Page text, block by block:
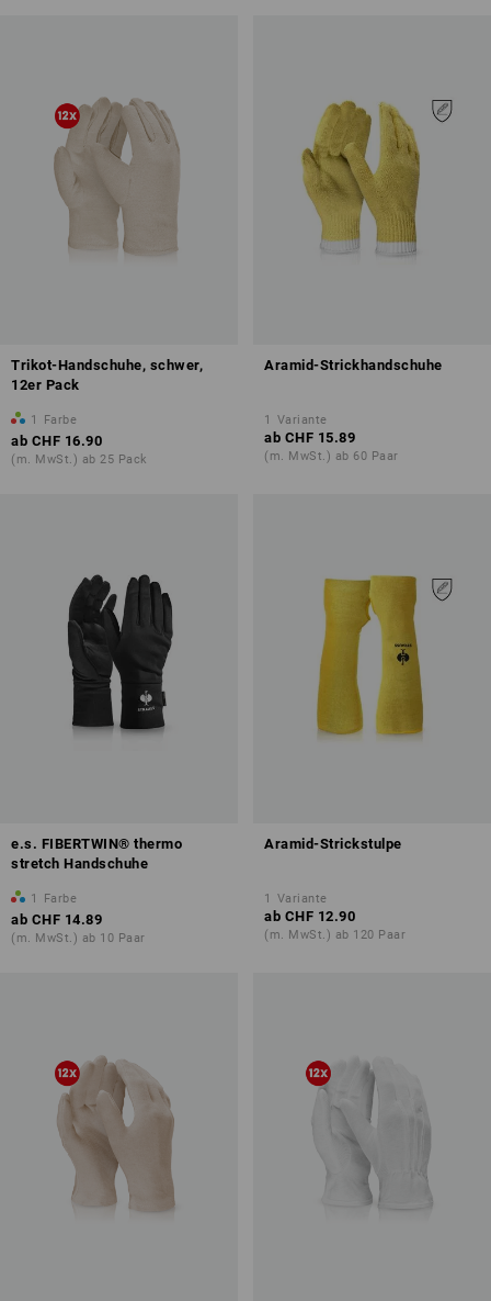
Trikot-Handschuhe, schwer,
12er Pack
1 Farbe
ab CHF 16.90
(m. MwSt.) ab 25 Pack
Aramid-Strickhandschuhe
1 Variante
ab CHF 15.89
(m. MwSt.) ab 60 Paar
e.s. FIBERTWIN® thermo
stretch Handschuhe
1 Farbe
ab CHF 14.89
(m. MwSt.) ab 10 Paar
Aramid-Strickstulpe
1 Variante
ab CHF 12.90
(m. MwSt.) ab 120 Paar